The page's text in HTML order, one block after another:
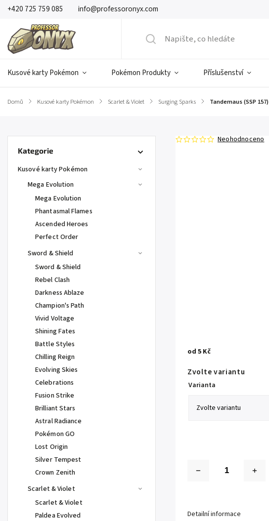
+420 725 759 085 info@professoronyx.com
Kusové karty Pokémon Pokémon Produkty Příslušenství
Domů / Kusové karty Pokémon / Scarlet & Violet / Surging Sparks / Tandemaus (SSP 157)
Kategorie
Kusové karty Pokémon
Mega Evolution
Mega Evolution
Phantasmal Flames
Ascended Heroes
Perfect Order
Sword & Shield
Sword & Shield
Rebel Clash
Darkness Ablaze
Champion's Path
Vivid Voltage
Shining Fates
Battle Styles
Chilling Reign
Evolving Skies
Celebrations
Fusion Strike
Brilliant Stars
Astral Radiance
Pokémon GO
Lost Origin
Silver Tempest
Crown Zenith
Scarlet & Violet
Scarlet & Violet
Paldea Evolved
Neohodnoceno
od 5 Kč
Zvolte variantu
Varianta
Detailní informace